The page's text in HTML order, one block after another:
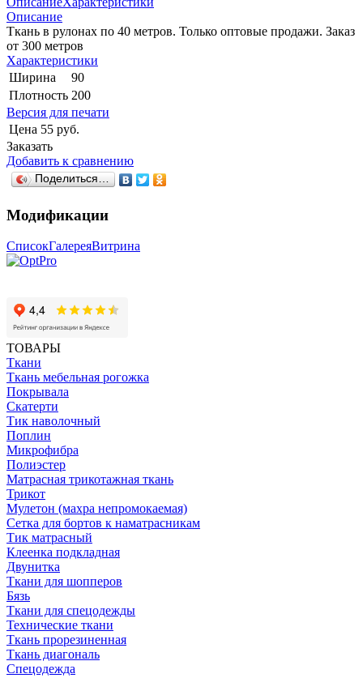
Описание
Ткань в рулонах по 40 метров. Только оптовые продажи. Заказ
от 300 метров
Характеристики
Ширина
90
Плотность 200
Версия для печати
Цена 55 руб.
Заказать
Добавить к сравнению
Поделиться…
Модификации
СписокГалереяВитрина
ТОВАРЫ
Ткани
Ткань мебельная рогожка
Покрывала
Скатерти
Тик наволочный
Поплин
Микрофибра
Полиэстер
Матрасная трикотажная ткань
Трикот
Мулетон (махра непромокаемая)
Сетка для бортов к наматрасникам
Тик матрасный
Клеенка подкладная
Двунитка
Ткани для шопперов
Бязь
Ткани для спецодежды
Технические ткани
Ткань прорезиненная
Ткань диагональ
Спецодежда